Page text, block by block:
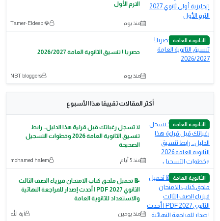
الترم الأول
منذ يوم 💎 Tamer-Eldeeb
الثانوية العامة
حصريا ! تنسيق الثانوية العامة 2026/2027
منذ يوم NBT bloggers
أكثر المقالات تقييمًا هذا الأسبوع
الثانوية العامة
لا تسجل رغباتك قبل قراءة هذا الدليل.. رابط
تنسيق الثانوية العامة 2026 وخطوات التسجيل
الصحيحة
منذ 5 أيام mohamed halem
الثانوية العامة
📝 تحميل ملحق كتاب الامتحان فيزياء الصف الثالث
الثانوي 2027 PDF | أحدث إصدار للمراجعة النهائية
والاستعداد للثانوية العامة
منذ يومين آية الله